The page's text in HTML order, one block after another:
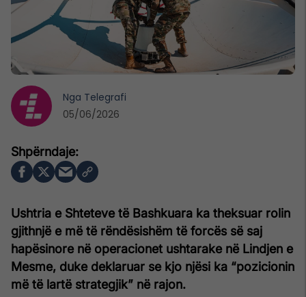
Ushtria e Shteteve të Bashkuara ka theksuar rolin
gjithnjë e më të rëndësishëm të forcës së saj
hapësinore në operacionet ushtarake në Lindjen e
Mesme, duke deklaruar se kjo njësi ka “pozicionin
më të lartë strategjik” në rajon.
Nga Telegrafi
05/06/2026